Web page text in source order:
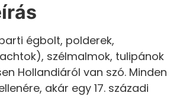
égbolt, polderek,
szélmalmok, tulipánok
Hollandiáról van szó. Minden
akár egy 17. századi